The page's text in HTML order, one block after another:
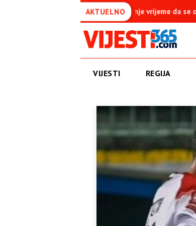
AKTUELNO
da se okonča najdugovječniji protektorat u Evropi
VIJESTI REGIJA